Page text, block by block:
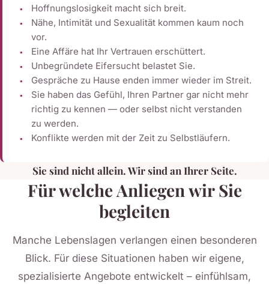
Hoffnungslosigkeit macht sich breit.
Nähe, Intimität und Sexualität kommen kaum noch
vor.
Eine Affäre hat Ihr Vertrauen erschüttert.
Unbegründete Eifersucht belastet Sie.
Gespräche zu Hause enden immer wieder im Streit.
Sie haben das Gefühl, Ihren Partner gar nicht mehr
richtig zu kennen — oder selbst nicht verstanden
zu werden.
Konflikte werden mit der Zeit zu Selbstläufern.
Sie sind nicht allein. Wir sind an Ihrer Seite.
Für welche Anliegen wir Sie
begleiten
Manche Lebenslagen verlangen einen besonderen
Blick. Für diese Situationen haben wir eigene,
spezialisierte Angebote entwickelt – einfühlsam,